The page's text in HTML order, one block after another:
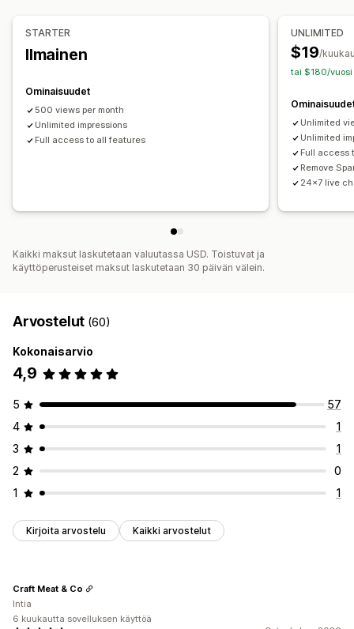
Video-pienohjelma
Mobiiliresponsiivisuus
Analytiikka
STARTER
Ilmainen
Ominaisuudet
500 views per month
Unlimited impressions
Full access to all features
UNLIMITED
$19/
tai $180/vuosi
Unlimited
Unlimited
Full access
Remove
24x7 live
Kaikki maksut laskutetaan valuutassa USD. Toistuvat ja
käyttöperusteiset maksut laskutetaan 30 päivän välein.
Arvostelut (60)
Kokonaisarvio
4,9
5
57
4
1
3
1
2
0
1
1
Kirjoita arvostelu Kaikki arvostelut
Craft Meat & Co
Intia
6 kuukautta sovelluksen käyttöä